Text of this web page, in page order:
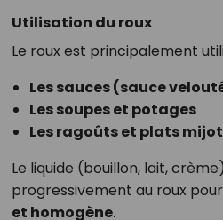
Utilisation du roux
Le roux est principalement
Les sauces (sauce
Les soupes et potages
Les ragoûts et plats
Le liquide (bouillon, lait,
progressivement au roux
et homogène.